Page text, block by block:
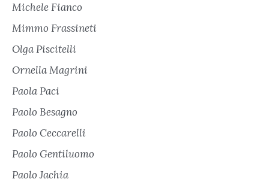
Michele Fianco
Mimmo Frassineti
Olga Piscitelli
Ornella Magrini
Paola Paci
Paolo Besagno
Paolo Ceccarelli
Paolo Gentiluomo
Paolo Jachia